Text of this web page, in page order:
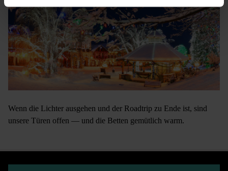
Wenn die Lichter ausgehen und der Roadtrip zu Ende ist, sind
unsere Türen offen — und die Betten gemütlich warm.